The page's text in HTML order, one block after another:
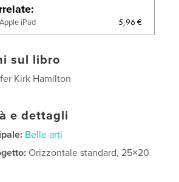
iPad 5,96 €
sul libro
Kirk Hamilton
e dettagli
Belle arti
Orizzontale standard, 25×20